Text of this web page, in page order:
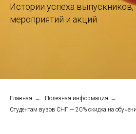
Истории успеха
мероприятий и акций
Главная → Полезная информация →
Студентам вузов СНГ — 20% скидка на